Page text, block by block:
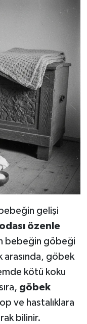
gelişi
özenle
bebeğin göbeği
arasında, göbek
kötü koku
göbek
ve hastalıklara
bilinir.